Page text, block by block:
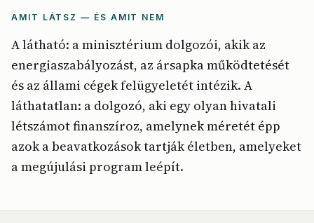
AMIT LÁTSZ — ÉS AMIT NEM
A látható: a minisztérium dolgozói, akik az
energiaszabályozást, az ársapka működtetését
és az állami cégek felügyeletét intézik. A
láthatatlan: a dolgozó, aki egy olyan hivatali
létszámot finanszíroz, amelynek méretét épp
azok a beavatkozások tartják életben, amelyeket
a megújulási program leépít.